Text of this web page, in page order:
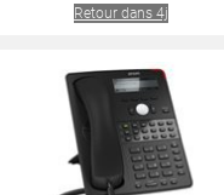
Retour dans 4j